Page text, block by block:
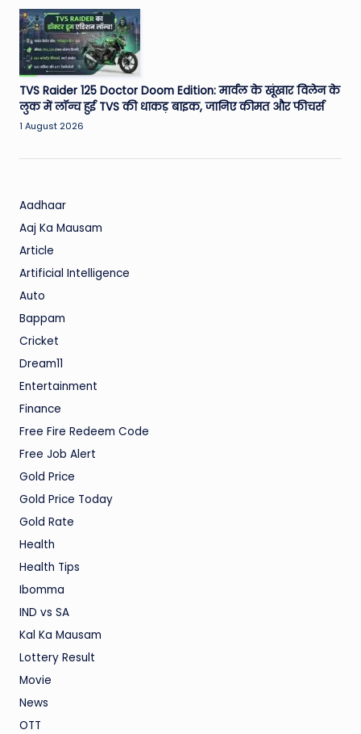
TVS Raider 125 Doctor Doom Edition: मार्वल के खूंखार विलेन के
लुक में लॉन्च हुई TVS की धाकड़ बाइक, जानिए कीमत और फीचर्स
1 August 2026
Aadhaar
Aaj Ka Mausam
Article
Artificial Intelligence
Auto
Bappam
Cricket
Dream11
Entertainment
Finance
Free Fire Redeem Code
Free Job Alert
Gold Price
Gold Price Today
Gold Rate
Health
Health Tips
Ibomma
IND vs SA
Kal Ka Mausam
Lottery Result
Movie
News
OTT